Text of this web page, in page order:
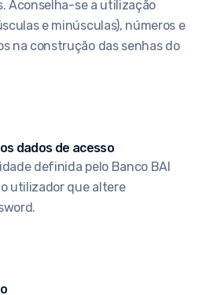
Aconselha-se a utilização
e minúsculas), números e
na construção das senhas do
dados de acesso
definida pelo Banco BAI
utilizador que altere